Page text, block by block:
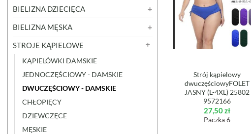
BIELIZNA DZIECIĘCA
BIELIZNA MĘSKA
STROJE KĄPIELOWE
KĄPIELÓWKI DAMSKIE
JEDNOCZĘŚCIOWY - DAMSKIE
DWUCZĘŚCIOWY - DAMSKIE
CHŁOPIĘCY
DZIEWCZĘCE
MĘSKIE
Strój kąpielowy
dwuczęściowyFOLET
JASNY (L-4XL) 25802
9572166
27,50zł
Paczka 6